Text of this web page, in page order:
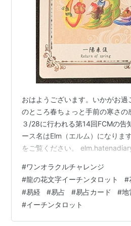
おはようございます。いかがお過
のところ春ちょっと手前の寒さの
３/28に行われる第14回FCMの告
ース名はElm（エルム）になりま
をご覧ください。
ラクルチャレンジとは？ 「ワンオ
トカードの占い方で、 毎日の運勢
ンオラクルチャレンジ」と名付け
ットカード（易占カード）「龍の
毎朝占ってます。 下の写真が本
#ワンオラクルチャレンジ
#龍の花文字イーチンタロット #
#易経 #易占 #易占カード #地
#イーチンタロット